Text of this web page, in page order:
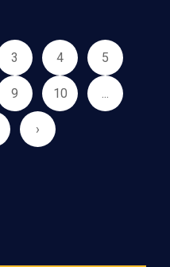
3 4 5
9 10 ...
›